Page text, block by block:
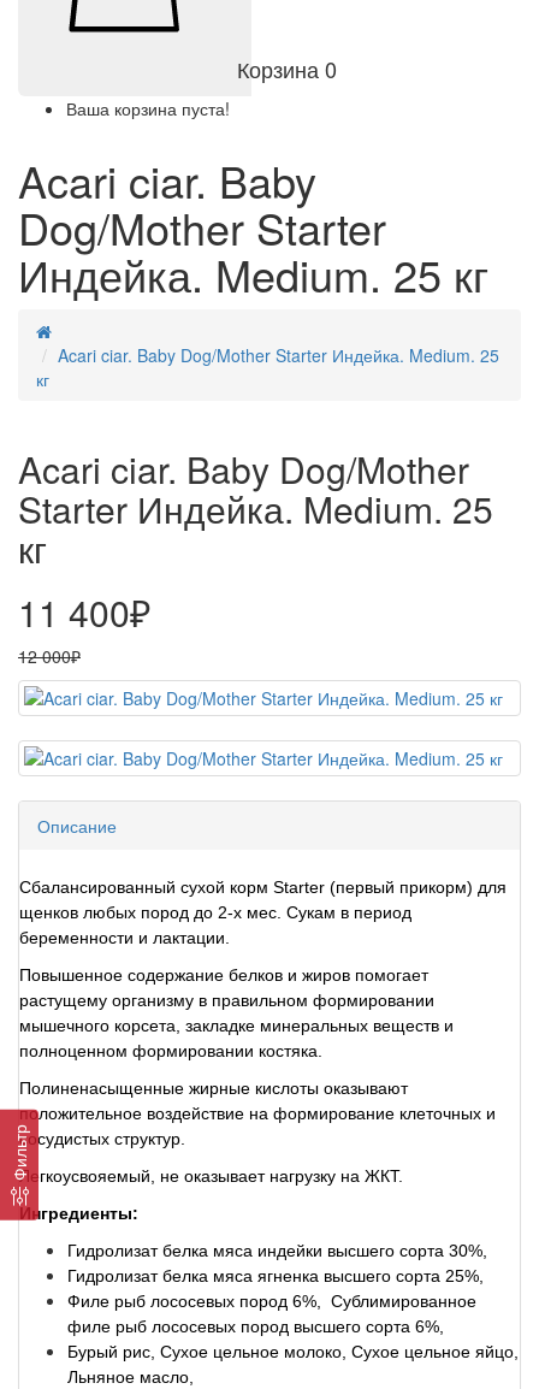
Корзина0
Ваша корзина пуста!
Фильтр
Acari ciar. Baby
Dog/Mother Starter
Индейка. Medium. 25 кг
Acari ciar. Baby Dog/Mother Starter Индейка. Medium. 25
кг
Acari ciar. Baby Dog/Mother
Starter Индейка. Medium. 25
кг
11 400₽
12 000₽
Описание
Сбалансированный сухой корм Starter (первый прикорм) для
щенков любых пород до 2-х мес. Сукам в период
беременности и лактации.
Повышенное содержание белков и жиров помогает
растущему организму в правильном формировании
мышечного корсета, закладке минеральных веществ и
полноценном формировании костяка.
Полиненасыщенные жирные кислоты оказывают
положительное воздействие на формирование клеточных и
сосудистых структур.
Легкоусвояемый, не оказывает нагрузку на ЖКТ.
Ингредиенты:
Гидролизат белка мяса индейки высшего сорта 30%,
Гидролизат белка мяса ягненка высшего сорта 25%,
Филе рыб лососевых пород 6%, Сублимированное
филе рыб лососевых пород высшего сорта 6%,
Бурый рис, Сухое цельное молоко, Сухое цельное яйцо,
Льняное масло,